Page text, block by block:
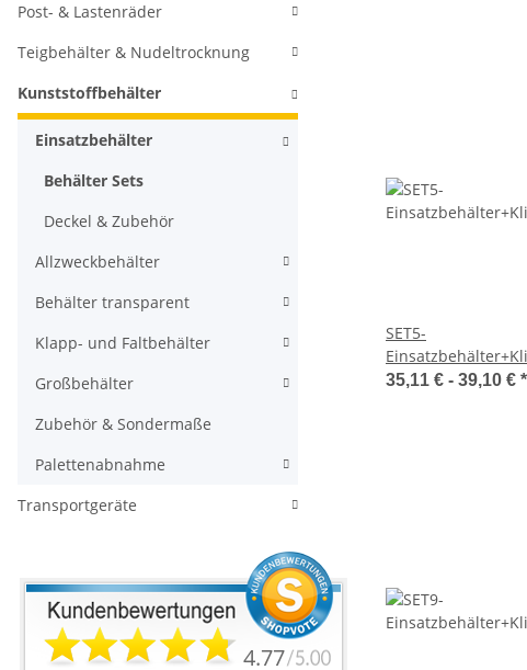
SET5-
35,11 € - 39,10 € *
Post- & Lastenräder
Teigbehälter & Nudeltrocknung
Kunststoffbehälter
Einsatzbehälter
Behälter Sets
Deckel & Zubehör
Allzweckbehälter
Behälter transparent
Klapp- und Faltbehälter
Großbehälter
Zubehör & Sondermaße
Palettenabnahme
Transportgeräte